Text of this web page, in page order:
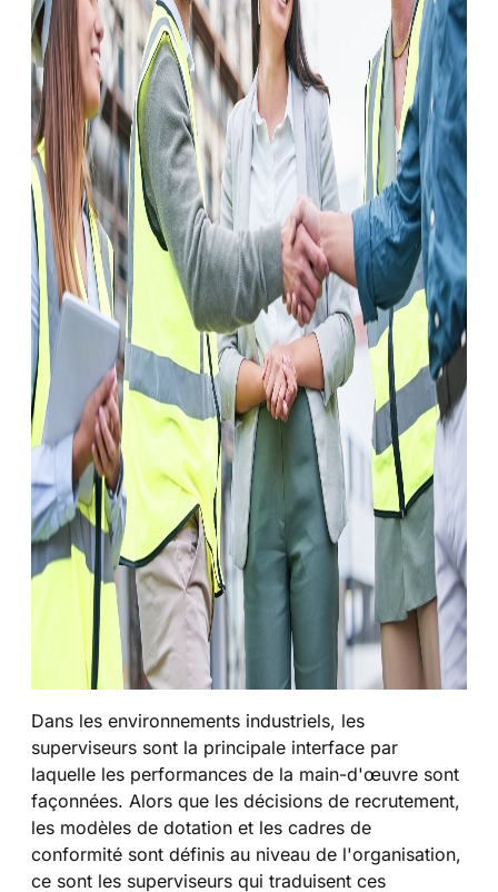
Dans les environnements industriels, les
superviseurs sont la principale interface par
laquelle les performances de la main-d'œuvre sont
façonnées. Alors que les décisions de recrutement,
les modèles de dotation et les cadres de
conformité sont définis au niveau de l'organisation,
ce sont les superviseurs qui traduisent ces